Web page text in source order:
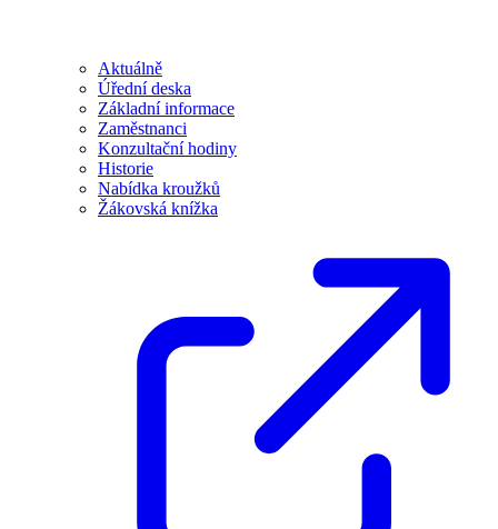
Aktuálně
Úřední deska
Základní informace
Zaměstnanci
Konzultační hodiny
Historie
Nabídka kroužků
Žákovská knížka